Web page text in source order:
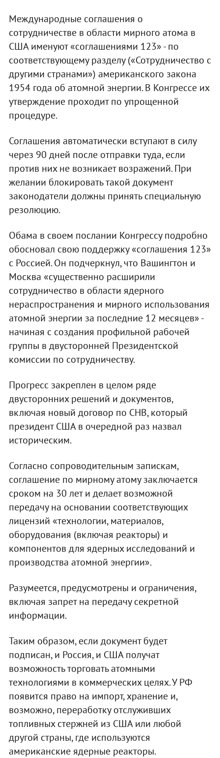
Международные соглашения о
сотрудничестве в области мирного атома в
США именуют «соглашениями 123» - по
соответствующему разделу («Сотрудничество с
другими странами») американского закона
1954 года об атомной энергии. В Конгрессе их
утверждение проходит по упрощенной
процедуре.
Соглашения автоматически вступают в силу
через 90 дней после отправки туда, если
против них не возникает возражений. При
желании блокировать такой документ
законодатели должны принять специальную
резолюцию.
Обама в своем послании Конгрессу подробно
обосновал свою поддержку «соглашения 123»
с Россией. Он подчеркнул, что Вашингтон и
Москва «существенно расширили
сотрудничество в области ядерного
нераспространения и мирного использования
атомной энергии за последние 12 месяцев» -
начиная с создания профильной рабочей
группы в двусторонней Президентской
комиссии по сотрудничеству.
Прогресс закреплен в целом ряде
двусторонних решений и документов,
включая новый договор по СНВ, который
президент США в очередной раз назвал
историческим.
Согласно сопроводительным запискам,
соглашение по мирному атому заключается
сроком на 30 лет и делает возможной
передачу на основании соответствующих
лицензий «технологии, материалов,
оборудования (включая реакторы) и
компонентов для ядерных исследований и
производства атомной энергии».
Разумеется, предусмотрены и ограничения,
включая запрет на передачу секретной
информации.
Таким образом, если документ будет
подписан, и Россия, и США получат
возможность торговать атомными
технологиями в коммерческих целях. У РФ
появится право на импорт, хранение и,
возможно, переработку отслуживших
топливных стержней из США или любой
другой страны, где используются
американские ядерные реакторы.